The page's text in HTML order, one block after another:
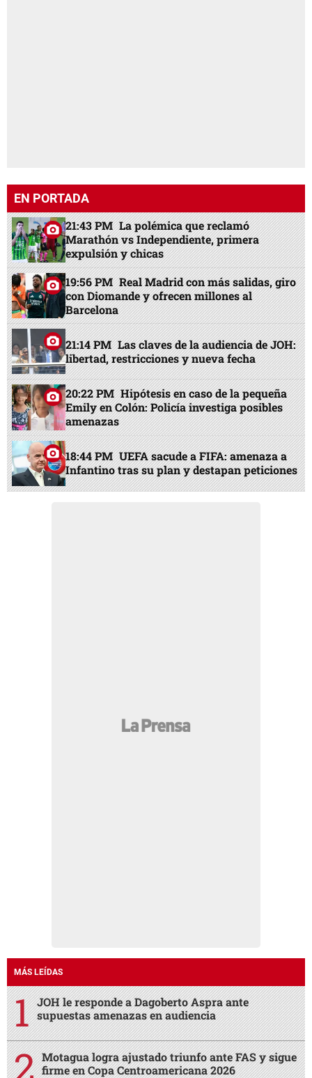
EN PORTADA
21:43 PM La polémica que reclamó
Marathón vs Independiente, primera
expulsión y chicas
19:56 PM Real Madrid con más salidas, giro
con Diomande y ofrecen millones al
Barcelona
21:14 PM Las claves de la audiencia de JOH:
libertad, restricciones y nueva fecha
20:22 PM Hipótesis en caso de la pequeña
Emily en Colón: Policía investiga posibles
amenazas
18:44 PM UEFA sacude a FIFA: amenaza a
Infantino tras su plan y destapan peticiones
MÁS LEÍDAS
JOH le responde a Dagoberto Aspra ante
supuestas amenazas en audiencia
Motagua logra ajustado triunfo ante FAS y sigue
firme en Copa Centroamericana 2026